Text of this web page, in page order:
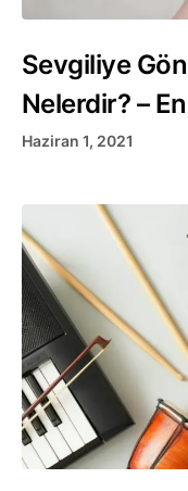
Sevgiliye
Nelerdir? –
Haziran 1, 2021